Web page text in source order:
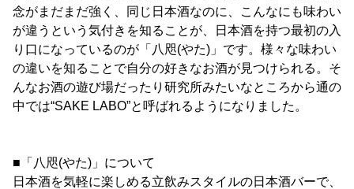
念がまだまだ強く、同じ日本酒なのに、こんなにも味わい
が違うという気付きを知ることが、日本酒を持つ最初の入
り口になっているのが「八咫(やた)」です。様々な味わい
の違いを知ることで自分の好きなお酒が見つけられる。そ
んなお酒の遊び場だったり研究所みたいなところから通の
中では“SAKE LABO”と呼ばれるようになりました。
■「八咫(やた)」について
日本酒を気軽に楽しめる立飲みスタイルの日本酒バーで、